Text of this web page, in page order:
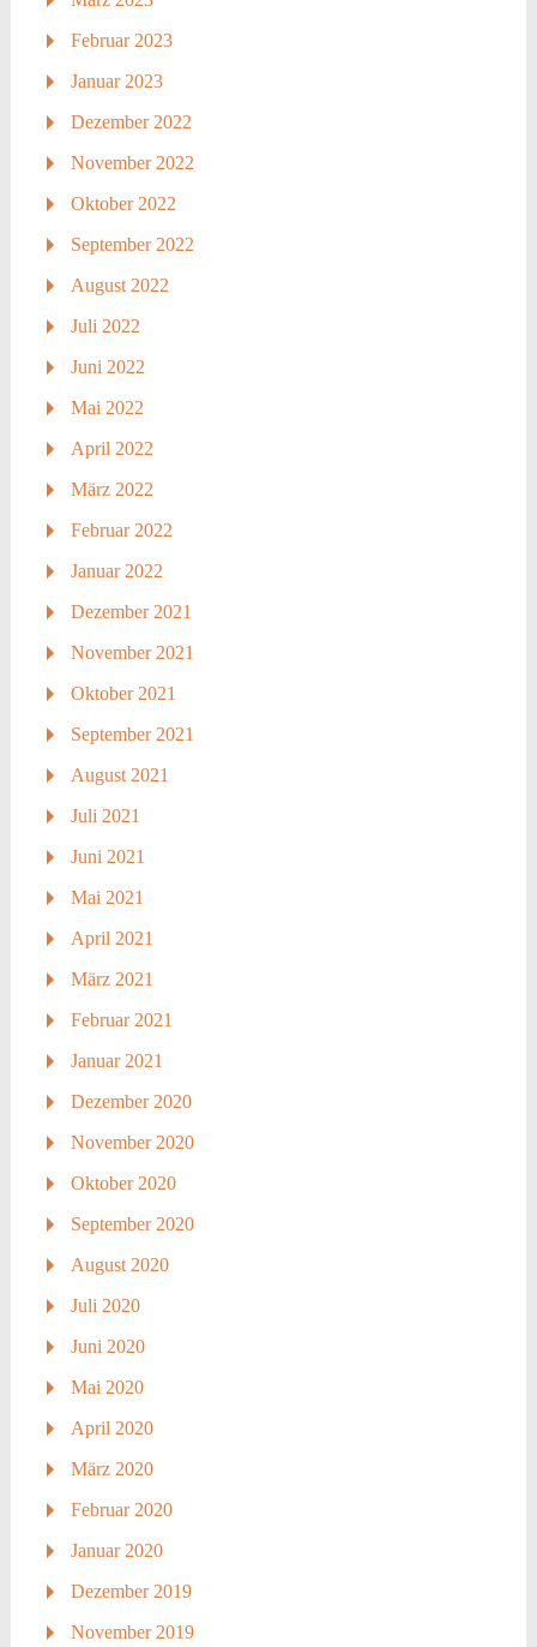
Februar 2023
Januar 2023
Dezember 2022
November 2022
Oktober 2022
September 2022
August 2022
Juli 2022
Juni 2022
Mai 2022
April 2022
März 2022
Februar 2022
Januar 2022
Dezember 2021
November 2021
Oktober 2021
September 2021
August 2021
Juli 2021
Juni 2021
Mai 2021
April 2021
März 2021
Februar 2021
Januar 2021
Dezember 2020
November 2020
Oktober 2020
September 2020
August 2020
Juli 2020
Juni 2020
Mai 2020
April 2020
März 2020
Februar 2020
Januar 2020
Dezember 2019
November 2019